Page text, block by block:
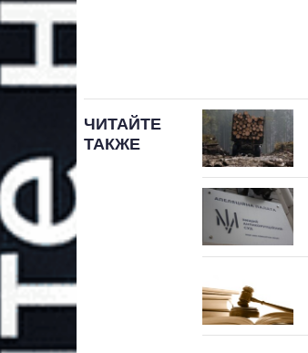
ЧИТАЙТЕ
ТАКЖЕ